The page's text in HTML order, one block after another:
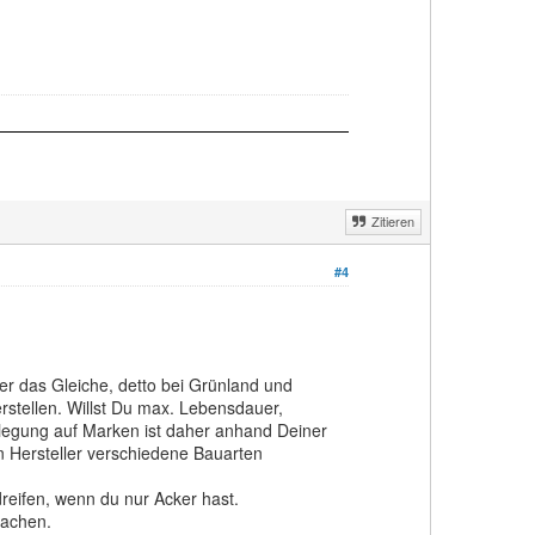
Zitieren
#4
das Gleiche, detto bei Grünland und
Willst Du max. Lebensdauer,
auf Marken ist daher anhand Deiner
verschiedene Bauarten
wenn du nur Acker hast.